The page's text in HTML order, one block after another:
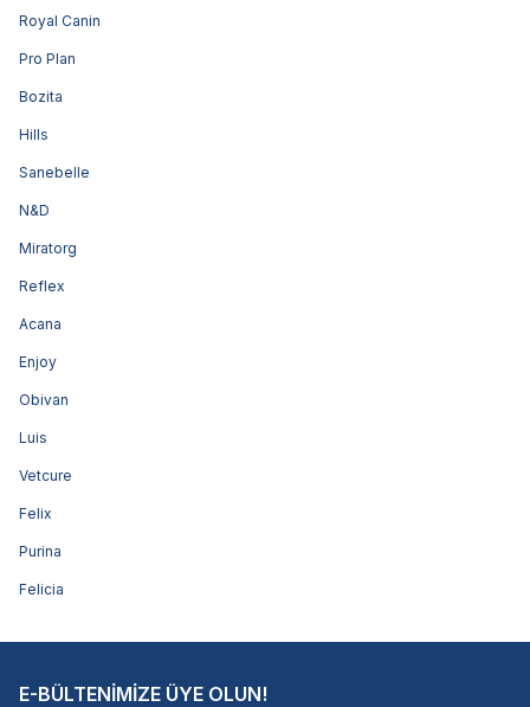
Royal Canin
Pro Plan
Bozita
Hills
Sanebelle
N&D
Miratorg
Reflex
Acana
Enjoy
Obivan
Luis
Vetcure
Felix
Purina
Felicia
E-BÜLTENİMİZE ÜYE OLUN!